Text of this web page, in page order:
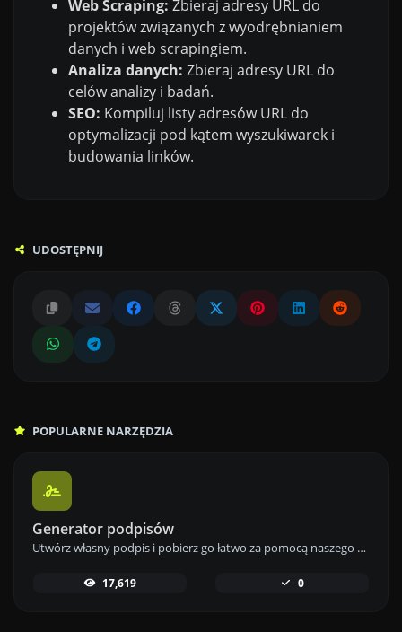
Web Scraping: Zbieraj adresy URL do
projektów związanych z wyodrębnianiem
danych i web scrapingiem.
Analiza danych: Zbieraj adresy URL do
celów analizy i badań.
SEO: Kompiluj listy adresów URL do
optymalizacji pod kątem wyszukiwarek i
budowania linków.
UDOSTĘPNIJ
POPULARNE NARZĘDZIA
Generator podpisów
Utwórz własny podpis i pobierz go łatwo za pomocą naszego narzędzia do generowania podpisów dla spersonalizowanych e-podpisów.
17,619 0